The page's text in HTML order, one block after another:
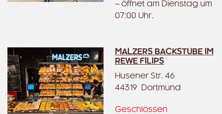
– öffnet am Dienstag um
07:00 Uhr.
MALZERS BACKSTUBE IM
REWE FILIPS
Husener Str. 46
44319 Dortmund
Geschlossen